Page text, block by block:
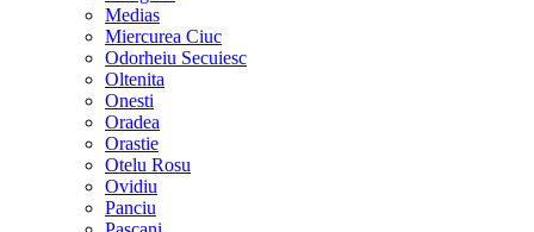
Medias
Miercurea Ciuc
Odorheiu Secuiesc
Oltenita
Onesti
Oradea
Orastie
Otelu Rosu
Ovidiu
Panciu